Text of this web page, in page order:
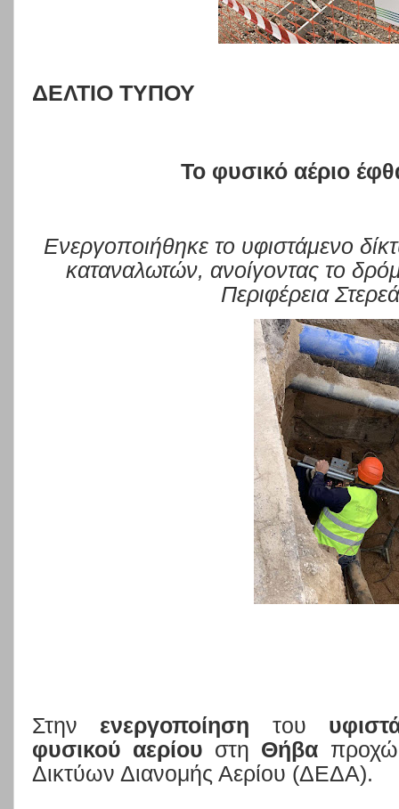
ΔΕΛΤΙΟ ΤΥΠΟΥ
Το φυσικό αέριο
Ενεργοποιήθηκε το υφιστάμενο
καταναλωτών, ανοίγοντας το
Περιφέρεια
Στην ενεργοποίηση του
φυσικού αερίου στη Θήβα
Δικτύων Διανομής Αερίου (ΔΕΔΑ).